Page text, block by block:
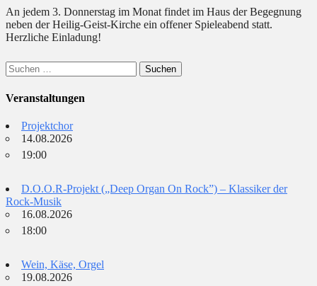
An jedem 3. Donnerstag im Monat findet im Haus der Begegnung
neben der Heilig-Geist-Kirche ein offener Spieleabend statt.
Herzliche Einladung!
Suchen
nach:
Veranstaltungen
Projektchor
14.08.2026
19:00
D.O.O.R-Projekt („Deep Organ On Rock”) – Klassiker der
Rock-Musik
16.08.2026
18:00
Wein, Käse, Orgel
19.08.2026